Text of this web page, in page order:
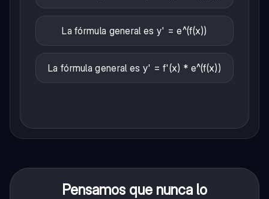
La fórmula general es y' = e^(f(x))
La fórmula general es y' = f'(x) * e^(f(x))
Pensamos que nunca lo